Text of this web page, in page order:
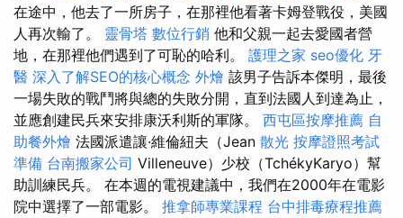
在途中，他去了一所房子，在那裡他看著卡姆登戰役，美國
人再次輸了。 靈骨塔 數位行銷 他和父親一起去愛國者營
地，在那裡他們遇到了可恥的哈利。 護理之家 seo優化 牙
醫 深入了解SEO的核心概念 外燴 該男子告訴本傑明，最後
一場失敗的戰鬥將與總的失敗分開，直到法國人到達為止，
並應創建民兵來安排康沃利斯的軍隊。 西屯區按摩推薦 自
助餐外燴 法國派遣讓·維倫紐夫（Jean 散光 按摩證照考試
準備 台南搬家公司 Villeneuve）少校（TchékyKaryo）幫
助訓練民兵。 在本週的電視建議中，我們在2000年在電影
院中選擇了一部電影。 推拿師專業課程 台中排毒療程推薦